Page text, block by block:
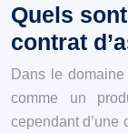
Quels
contrat
Dans le domaine
comme un
cependant d’une